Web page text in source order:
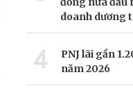
doanh dương
4
PNJ lãi gần
năm 2026